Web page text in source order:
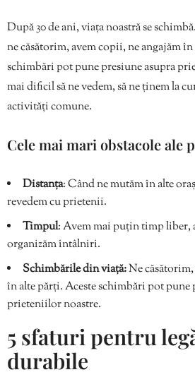
După 30 de ani, viața noastră se
ne căsătorim, avem copii, ne angajăm
schimbări pot pune presiune asupra
mai dificil să ne vedem, să ne ținem la
activități comune.
Cele mai mari obstacole ale
Distanța: Când ne mutăm în alte
revedem cu prietenii.
Timpul: Avem mai puțin timp liber,
organizăm întâlniri.
Schimbările din viață:Ne
în alte părți. Aceste schimbări pot pune
prieteniilor noastre.
5 sfaturi pentru
durabile